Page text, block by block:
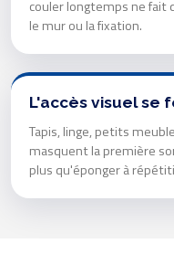
couler longtemps ne fait
le mur ou la fixation.
L'accès visuel se
Tapis, linge, petits
masquent la première
plus qu'éponger à